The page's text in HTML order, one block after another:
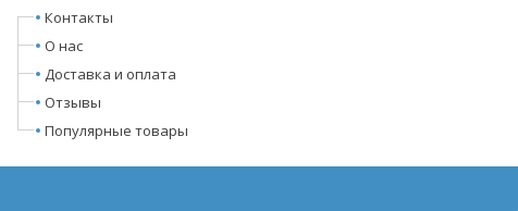
Контакты
О нас
Доставка и оплата
Отзывы
Популярные товары